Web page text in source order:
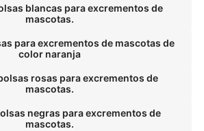
blancas para excrementos de
mascotas.
para excrementos de mascotas de
color naranja
rosas para excrementos de
mascotas.
negras para excrementos de
mascotas.